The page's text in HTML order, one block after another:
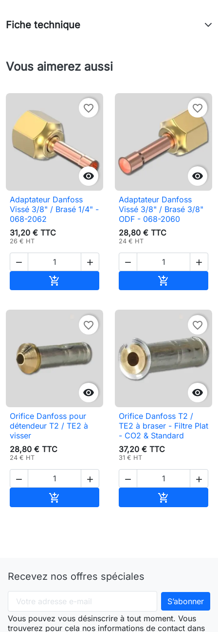
Fiche technique
Vous aimerez aussi

favorite_border
Adaptateur Danfoss
Vissé 3/8" / Brasé 1/4" -
068-2062
31,20 € TTC
26 € HT
 


favorite_border
Adaptateur Danfoss
Vissé 3/8" / Brasé 3/8"
ODF - 068-2060
28,80 € TTC
24 € HT
 


favorite_border
Orifice Danfoss pour
détendeur T2 / TE2 à
visser
28,80 € TTC
24 € HT
 


favorite_border
Orifice Danfoss T2 /
TE2 à braser - Filtre Plat
- CO2 & Standard
37,20 € TTC
31 € HT
 

Recevez nos offres spéciales
Vous pouvez vous désinscrire à tout moment. Vous
trouverez pour cela nos informations de contact dans